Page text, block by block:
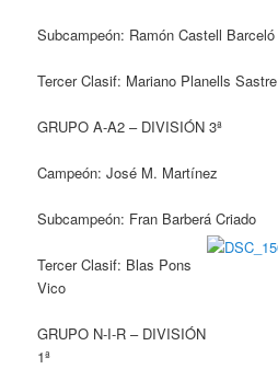
Subcampeón: Ramón Castell Barceló
Tercer Clasif: Mariano Planells Sastre
GRUPO A-A2 – DIVISIÓN 3ª
Campeón: José M. Martínez
Subcampeón: Fran Barberá Criado
Tercer Clasif: Blas Pons
Vico
GRUPO N-I-R – DIVISIÓN
1ª